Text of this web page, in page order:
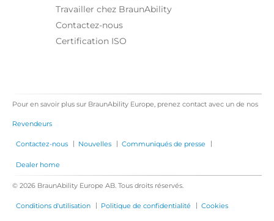
Travailler chez BraunAbility
Contactez-nous
Certification ISO
Pour en savoir plus sur BraunAbility Europe, prenez contact avec un de nos
Revendeurs
Contactez-nous | Nouvelles | Communiqués de presse |
Dealer home
© 2026 BraunAbility Europe AB. Tous droits réservés.
Conditions d'utilisation | Politique de confidentialité | Cookies